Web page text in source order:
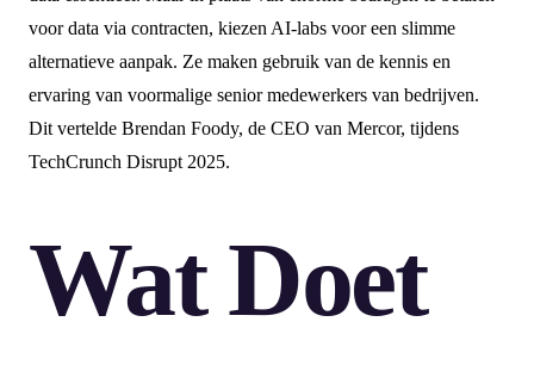
voor data via contracten, kiezen AI-labs voor een slimme
alternatieve aanpak. Ze maken gebruik van de kennis en
ervaring van voormalige senior medewerkers van bedrijven.
Dit vertelde Brendan Foody, de CEO van Mercor, tijdens
TechCrunch Disrupt 2025.
Wat Doet